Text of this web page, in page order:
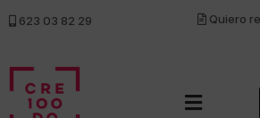
623 03 82 29 Quiero